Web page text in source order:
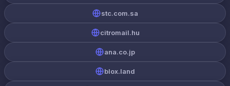
stc.com.sa
citromail.hu
ana.co.jp
blox.land